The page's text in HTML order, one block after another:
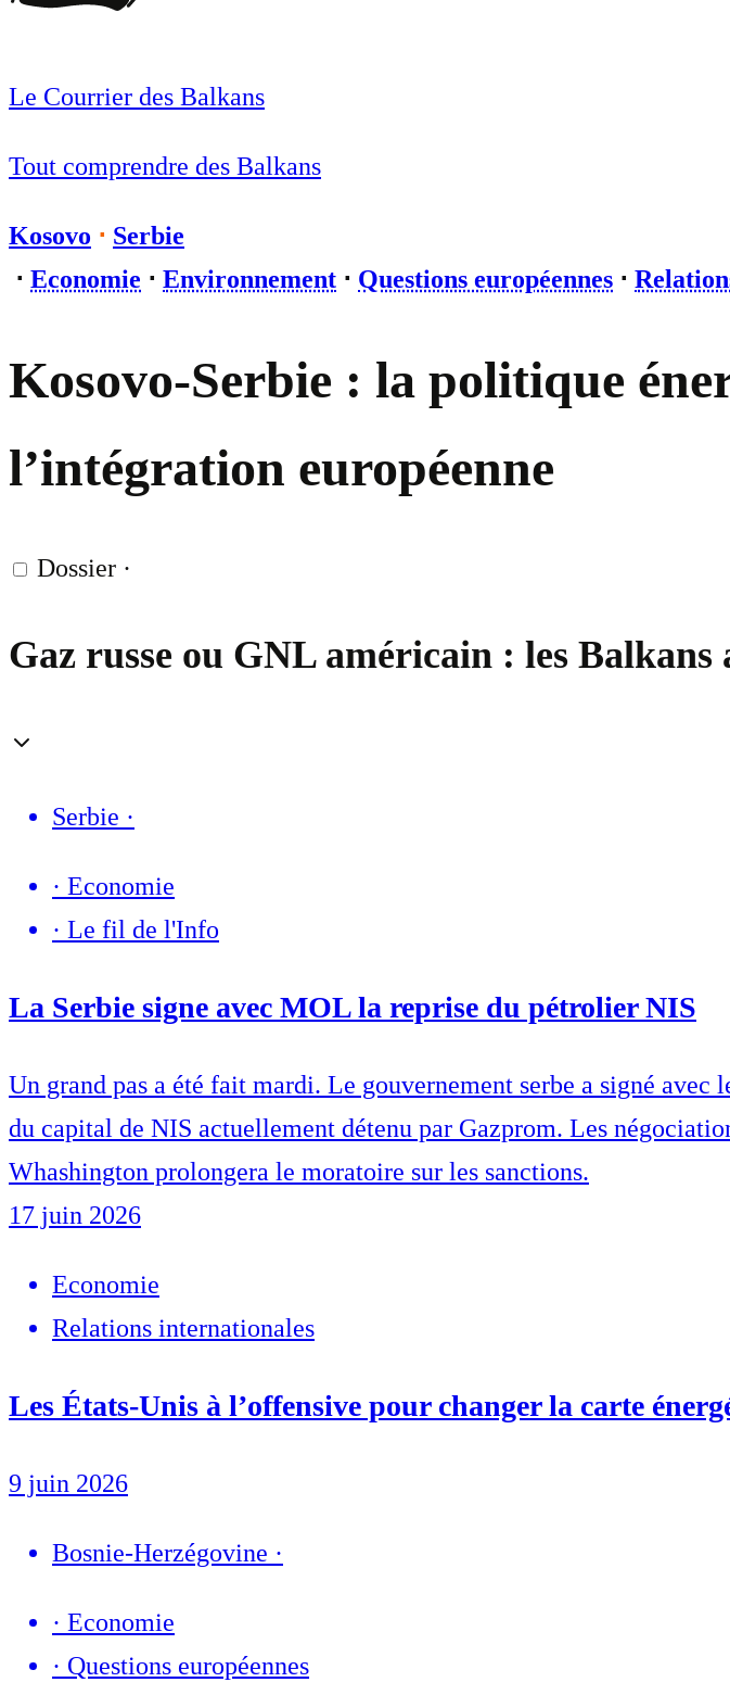
Le Courrier des Balkans
Tout comprendre des Balkans
Kosovo ⋅ Serbie
⋅ Economie ⋅ Environnement ⋅ Questions européennes ⋅
Kosovo-Serbie : la politique
l’intégration européenne
Dossier ·
Gaz russe ou GNL américain : les
Serbie ·
· Economie
· Le fil de l'Info
La Serbie signe avec MOL la reprise du pétrolier NIS
Un grand pas a été fait mardi. Le gouvernement serbe a signé
du capital de NIS actuellement détenu par Gazprom. Les
Whashington prolongera le moratoire sur les sanctions.
17 juin 2026
Economie
Relations internationales
Les États-Unis à l’offensive pour changer la carte
9 juin 2026
Bosnie-Herzégovine ·
· Economie
· Questions européennes